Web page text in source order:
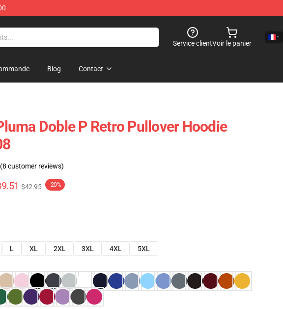
Service clientVoir le panier
Blog Contact
Doble P Retro Pullover Hoodie
(8 customer reviews)
$42.95 -20%
L XL 2XL 3XL 4XL
5XL